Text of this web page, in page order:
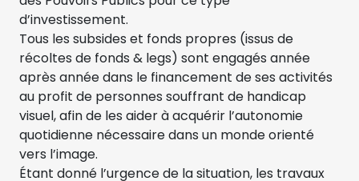
d’investissement.
Tous les subsides et fonds propres (issus de
récoltes de fonds & legs) sont engagés année
après année dans le financement de ses activités
au profit de personnes souffrant de handicap
visuel, afin de les aider à acquérir l’autonomie
quotidienne nécessaire dans un monde orienté
vers l’image.
Étant donné l’urgence de la situation, les travaux